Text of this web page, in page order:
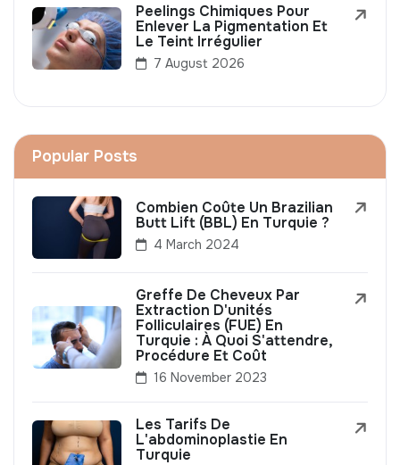
Peelings Chimiques Pour
Enlever La Pigmentation Et
Le Teint Irrégulier
7 August 2026
Popular Posts
Combien Coûte Un Brazilian
Butt Lift (BBL) En Turquie ?
4 March 2024
Greffe De Cheveux Par
Extraction D'unités
Folliculaires (FUE) En
Turquie : À Quoi S'attendre,
Procédure Et Coût
16 November 2023
Les Tarifs De
L'abdominoplastie En
Turquie